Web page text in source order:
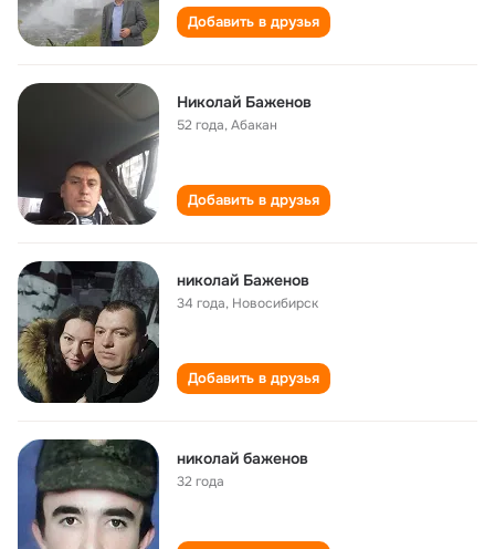
Добавить в друзья
Николай Баженов
52 года,Абакан
Добавить в друзья
николай Баженов
34 года, Новосибирск
Добавить в друзья
николай баженов
32 года